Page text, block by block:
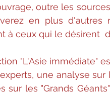
outre les
en plus d'autres
à ceux qui le désirent
"L'Asie immédiate"
une analyse
sur les "Grands